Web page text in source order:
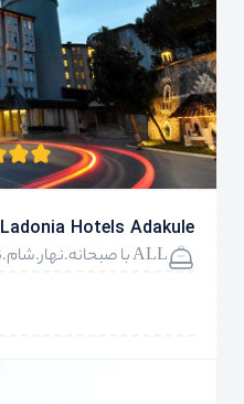
Ladonia Hotels Adakule
ALL با صبحانه.نهار.شام.نوشیدنی